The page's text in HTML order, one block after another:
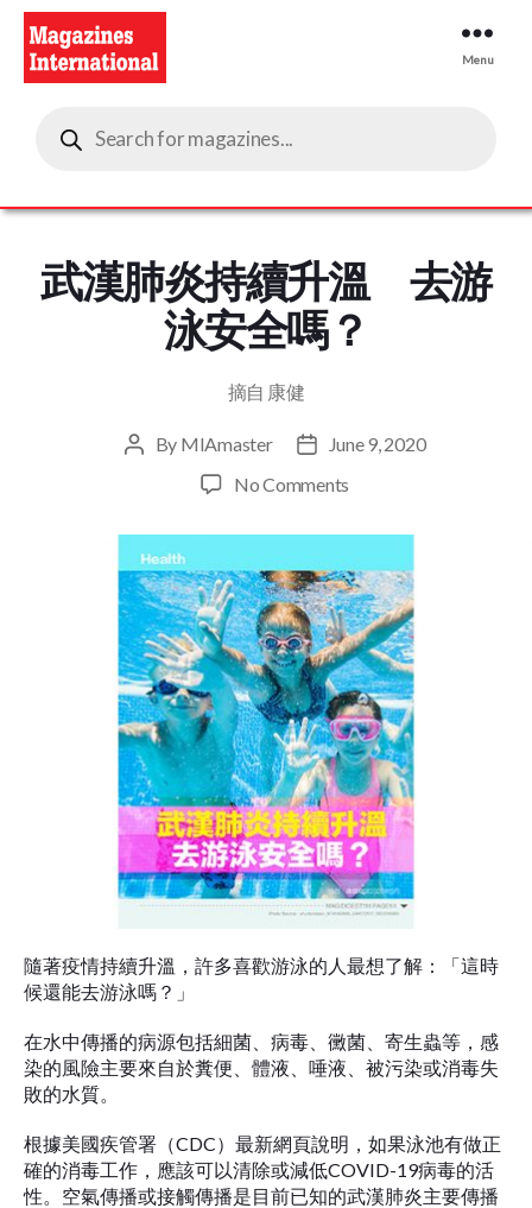
Menu
search
武漢肺炎持續升溫 去游
泳安全嗎？
摘自 康健
Post
By MIAmaster
Post
date
June 9, 2020
No Comments
漢
肺
炎
持
續
升
溫
去
游
泳
安
全
嗎？
隨著疫情持續升溫，許多喜歡游泳的人最想了解：「這時
候還能去游泳嗎？」
在水中傳播的病源包括細菌、病毒、黴菌、寄生蟲等，感
染的風險主要來自於糞便、體液、唾液、被污染或消毒失
敗的水質。
根據美國疾管署（CDC）最新網頁說明，如果泳池有做正
確的消毒工作，應該可以清除或減低COVID-19病毒的活
性。空氣傳播或接觸傳播是目前已知的武漢肺炎主要傳播